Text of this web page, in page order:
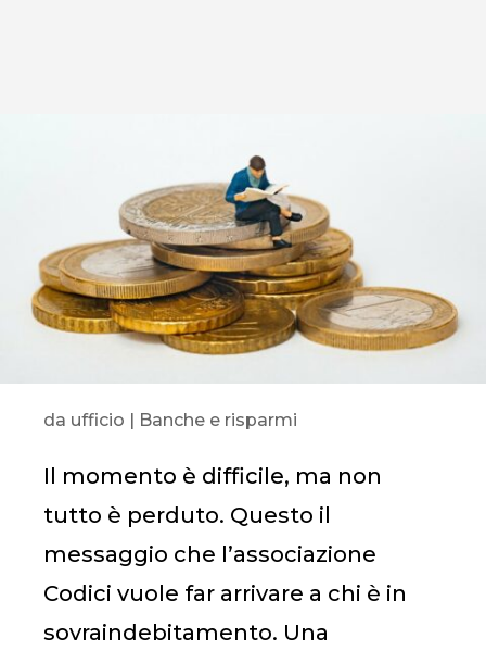
da ufficio Banche e risparmi
Il momento è difficile, ma non
tutto è perduto. Questo il
messaggio che l’associazione
Codici vuole far arrivare a chi è in
sovraindebitamento. Una